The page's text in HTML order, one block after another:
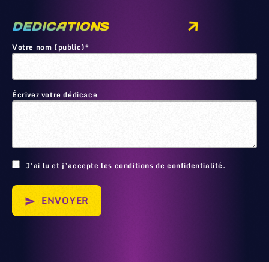
DEDICATIONS
Votre nom (public)*
Écrivez votre dédicace
J’ai lu et j’accepte les conditions de confidentialité.
send ENVOYER